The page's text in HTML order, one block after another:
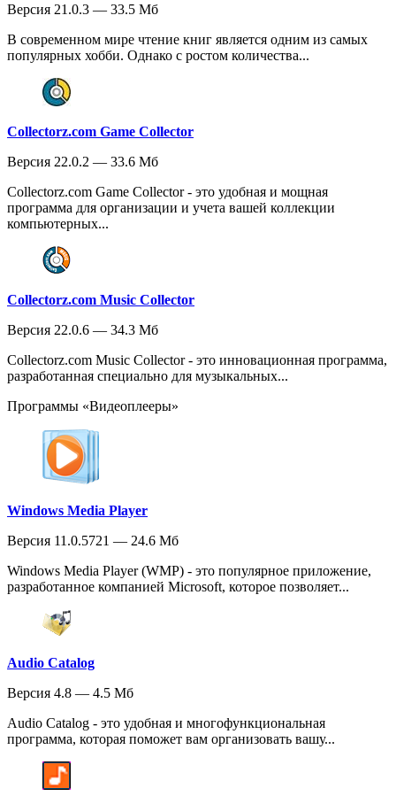
Версия 21.0.3 — 33.5 Мб
В современном мире чтение книг является одним из самых
популярных хобби. Однако с ростом количества...
Collectorz.com Game Collector
Версия 22.0.2 — 33.6 Мб
Collectorz.com Game Collector - это удобная и мощная
программа для организации и учета вашей коллекции
компьютерных...
Collectorz.com Music Collector
Версия 22.0.6 — 34.3 Мб
Collectorz.com Music Collector - это инновационная программа,
разработанная специально для музыкальных...
Программы «Видеоплееры»
Windows Media Player
Версия 11.0.5721 — 24.6 Мб
Windows Media Player (WMP) - это популярное приложение,
разработанное компанией Microsoft, которое позволяет...
Audio Catalog
Версия 4.8 — 4.5 Мб
Audio Catalog - это удобная и многофункциональная
программа, которая поможет вам организовать вашу...